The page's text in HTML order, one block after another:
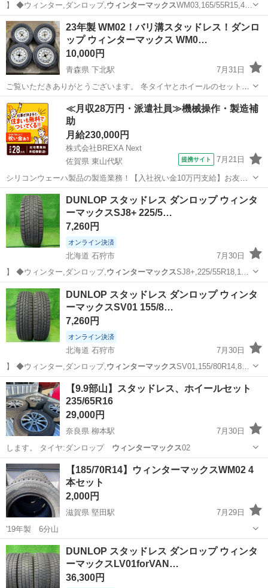
】 ◆ウィンター,ダンロップ,ウィンターマックスWM03,165/55R15,4…
北海道 石狩市 タイヤ、ホイール ウィンターマックス
23年製 WM02！バリ溝スタッドレス！ダンロ
ップ ウィンターマックス WM0…
10,000円
青森県 下北駅
7月31日
ご覧いただきありがとうございます。 冬タイヤとホイールのセットで
す。 タイヤ：DUNLOP WINTERMAXX WM02 (2023年製)、
145/80/R13 75Q ホイール：メーカー不明 鉄ホイール 14×4.0...
青森 むつ市 下北駅 タイヤ、ホイール
≪月収28万円・派遣社員≫機械操作・製造補
助
月給230,000円
株式会社BREXA Next
佐賀県 東山代駅
提携サイト 7月21日
シリコンウェーハ製品の製造業務！【入社祝い金10万円支給】お友達
やカップルとの応募OK◎年間休日129日＆休出なしでプライベート充
実♪業務はクリーンルームで快適作業◎自社正社員登用制度あり★1食
300円～の格安食堂あり！《佐...
佐賀 伊万里市 その他
DUNLOP スタッドレス ダンロップ ウィンタ
ーマックスSJ8+ 225/5…
7,260円
オンライン決済
北海道 石狩市
7月30日
】 ◆ウィンター,ダンロップ,ウィンターマックスSJ8+,225/55R18,1…
北海道 石狩市 タイヤ、ホイール
DUNLOP スタッドレス ダンロップ ウィンタ
ーマックスSV01 155/8…
7,260円
オンライン決済
北海道 石狩市
7月30日
】 ◆ウィンター,ダンロップ,ウィンターマックスSV01,155/80R14,8…
北海道 石狩市 タイヤ、ホイール
【9.9部山】スタッドレス、ホイールセット
235/65R16
29,000円
奈良県 柳本駅
7月30日
します。 タイヤ:ダンロップ ウィンターマックス02
奈良 天理市 タイヤ、ホイール スタッドレス
【185/70R14】ウィンターマックスWM02 4
本セット
2,000円
滋賀県 堅田駅
7月29日
'19年製 6分山
滋賀 大津市 タイヤ、ホイール
ウィンターマックス
DUNLOP スタッドレス ダンロップ ウィンタ
ーマックスLV01forVAN…
36,300円